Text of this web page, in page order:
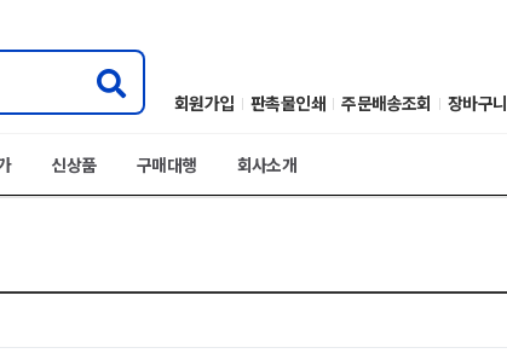
회원가입 판촉물인쇄 주문배송조회 장바구니
신상품 구매대행 회사소개